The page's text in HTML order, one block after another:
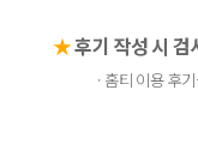
★후기 작성 시
· 홈티 이용 후